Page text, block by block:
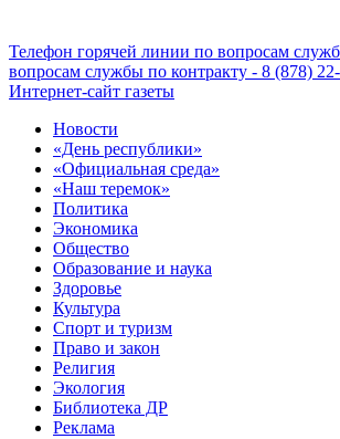
Телефон горячей линии по вопросам
вопросам службы по контракту - 8 (878)
Интернет-сайт газеты
Новости
«День республики»
«Официальная среда»
«Наш теремок»
Политика
Экономика
Общество
Образование и наука
Здоровье
Культура
Спорт и туризм
Право и закон
Религия
Экология
Библиотека ДР
Реклама